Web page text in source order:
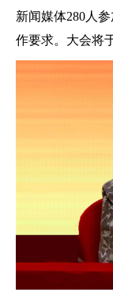
新闻媒体280人
作要求。大会将